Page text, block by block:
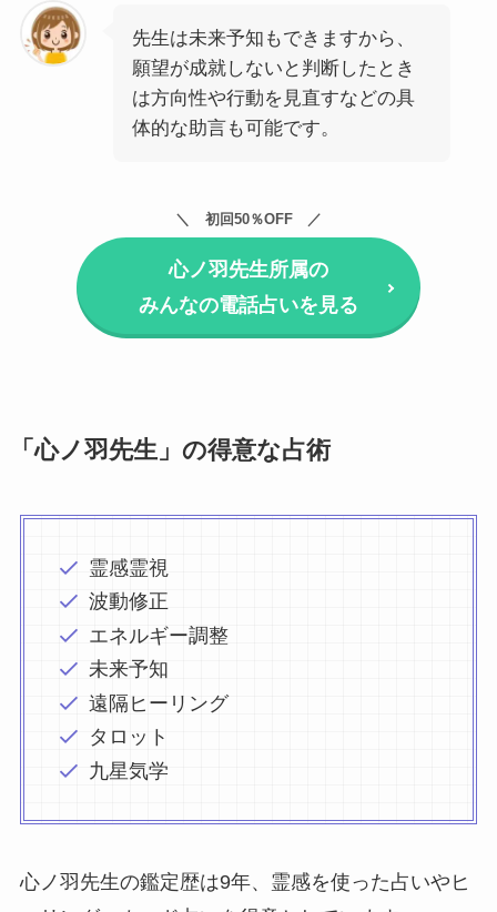
先生は未来予知もできますから、
願望が成就しないと判断したとき
は方向性や行動を見直すなどの具
体的な助言も可能です。
初回50％OFF
心ノ羽先生所属の
みんなの電話占いを見る
「心ノ羽先生」の得意な占術
霊感霊視
波動修正
エネルギー調整
未来予知
遠隔ヒーリング
タロット
九星気学
心ノ羽先生の鑑定歴は9年、霊感を使った占いやヒ